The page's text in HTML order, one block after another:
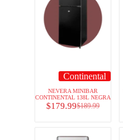
Continental
NEVERA MINIBAR
CONTINENTAL 138L NEGRA
$189.99
$179.99